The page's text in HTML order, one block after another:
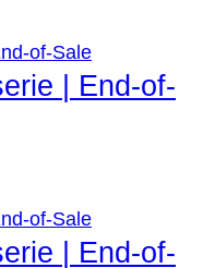
| End-of-
| End-of-